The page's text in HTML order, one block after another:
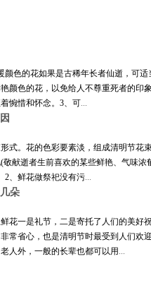
色的花如果是古稀年长者仙逝，可
颜色的花，以免给人不尊重死者的
惋惜和怀念。3、可...
式。花的色彩要素淡，组成清明节
献逝者生前喜欢的某些鲜艳、气味
2、鲜花做祭祀没有污...
朵
花一是礼节，二是寄托了人们的美
常省心，也是清明节时最受到人们
人外，一般的长辈也都可以用 ...